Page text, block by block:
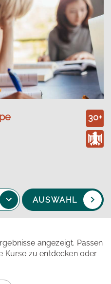
AUSWAHL
angezeigt. Passen
Kurse zu entdecken oder